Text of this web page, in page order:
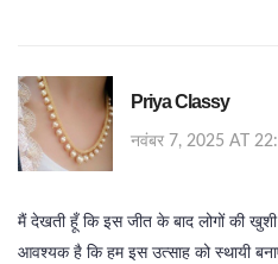
Priya Classy
नवंबर 7, 2025 AT
मैं देखती हूँ कि इस जीत के बाद लोगों की
आवश्यक है कि हम इस उत्साह को स्थायी